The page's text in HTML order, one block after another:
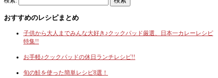
おすすめのレシピまとめ
子供から大人までみんな大好き♪クックパッド厳選、日本一カレーレシピ
特集!!
お手軽♪クックパッドの休日ランチレシピ!!
旬の鮭を使った簡単レシピ8選！